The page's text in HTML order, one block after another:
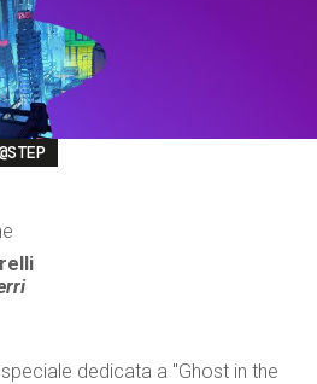
dedicata a "Ghost in the